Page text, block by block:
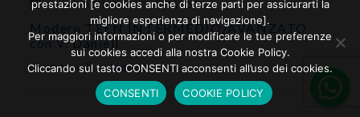
mercoledì 3/10/2027 1h e 30'
Modern TEEN INTERMEDIO/AVANZATO
con V. Danieli
19:30 Valentina Danieli
prestazioni [e cookies anche di terze parti per assicurarti la
migliore esperienza di navigazione].
Per maggiori informazioni o per modificare le tue preferenze
sui cookies accedi alla nostra Cookie Policy.
Cliccando sul tasto CONSENTI acconsenti all’uso dei cookies.
CONSENTI
COOKIE POLICY